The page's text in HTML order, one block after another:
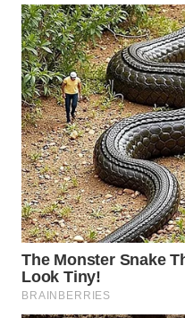
WN
BINTAN
WN
MANDALIKA
WN
LIKUPANG
WN
LABUANBAJO